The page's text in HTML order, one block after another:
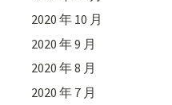
2020 年 10 月
2020 年 9 月
2020 年 8 月
2020 年 7 月